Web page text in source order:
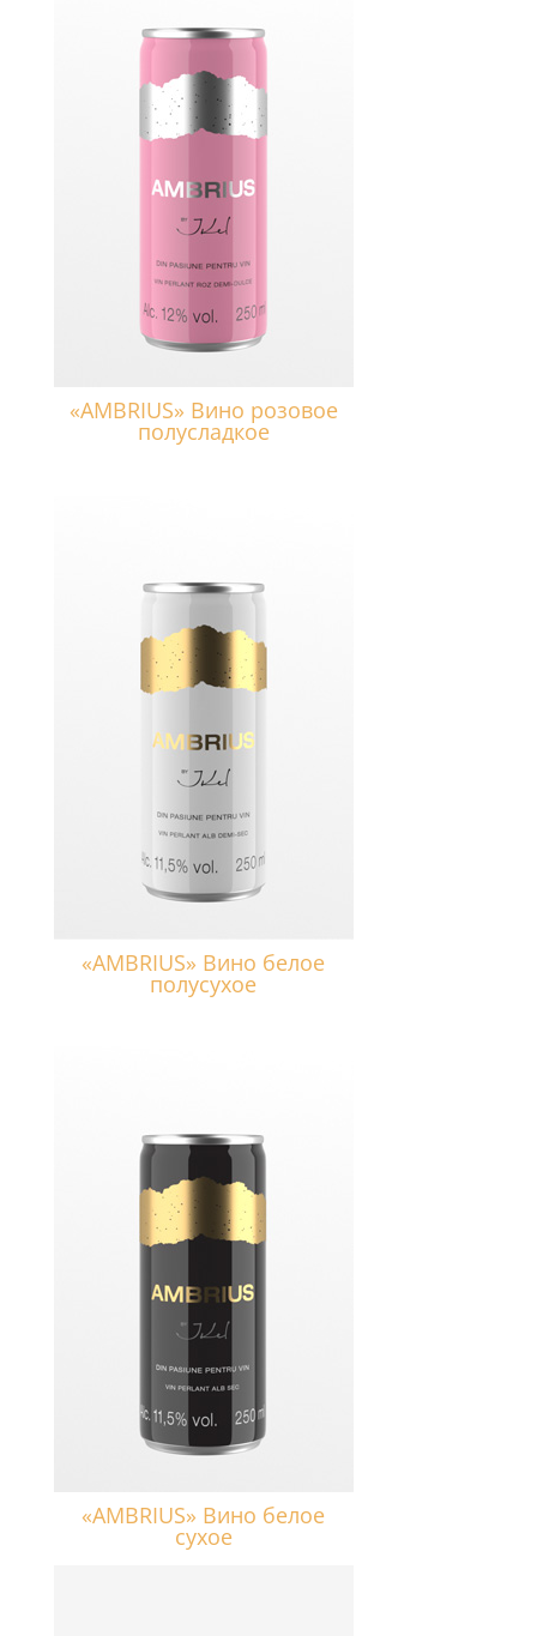
«AMBRIUS» Вино розовое
полусладкое
«AMBRIUS» Вино белое
полусухое
«AMBRIUS» Вино белое
сухое